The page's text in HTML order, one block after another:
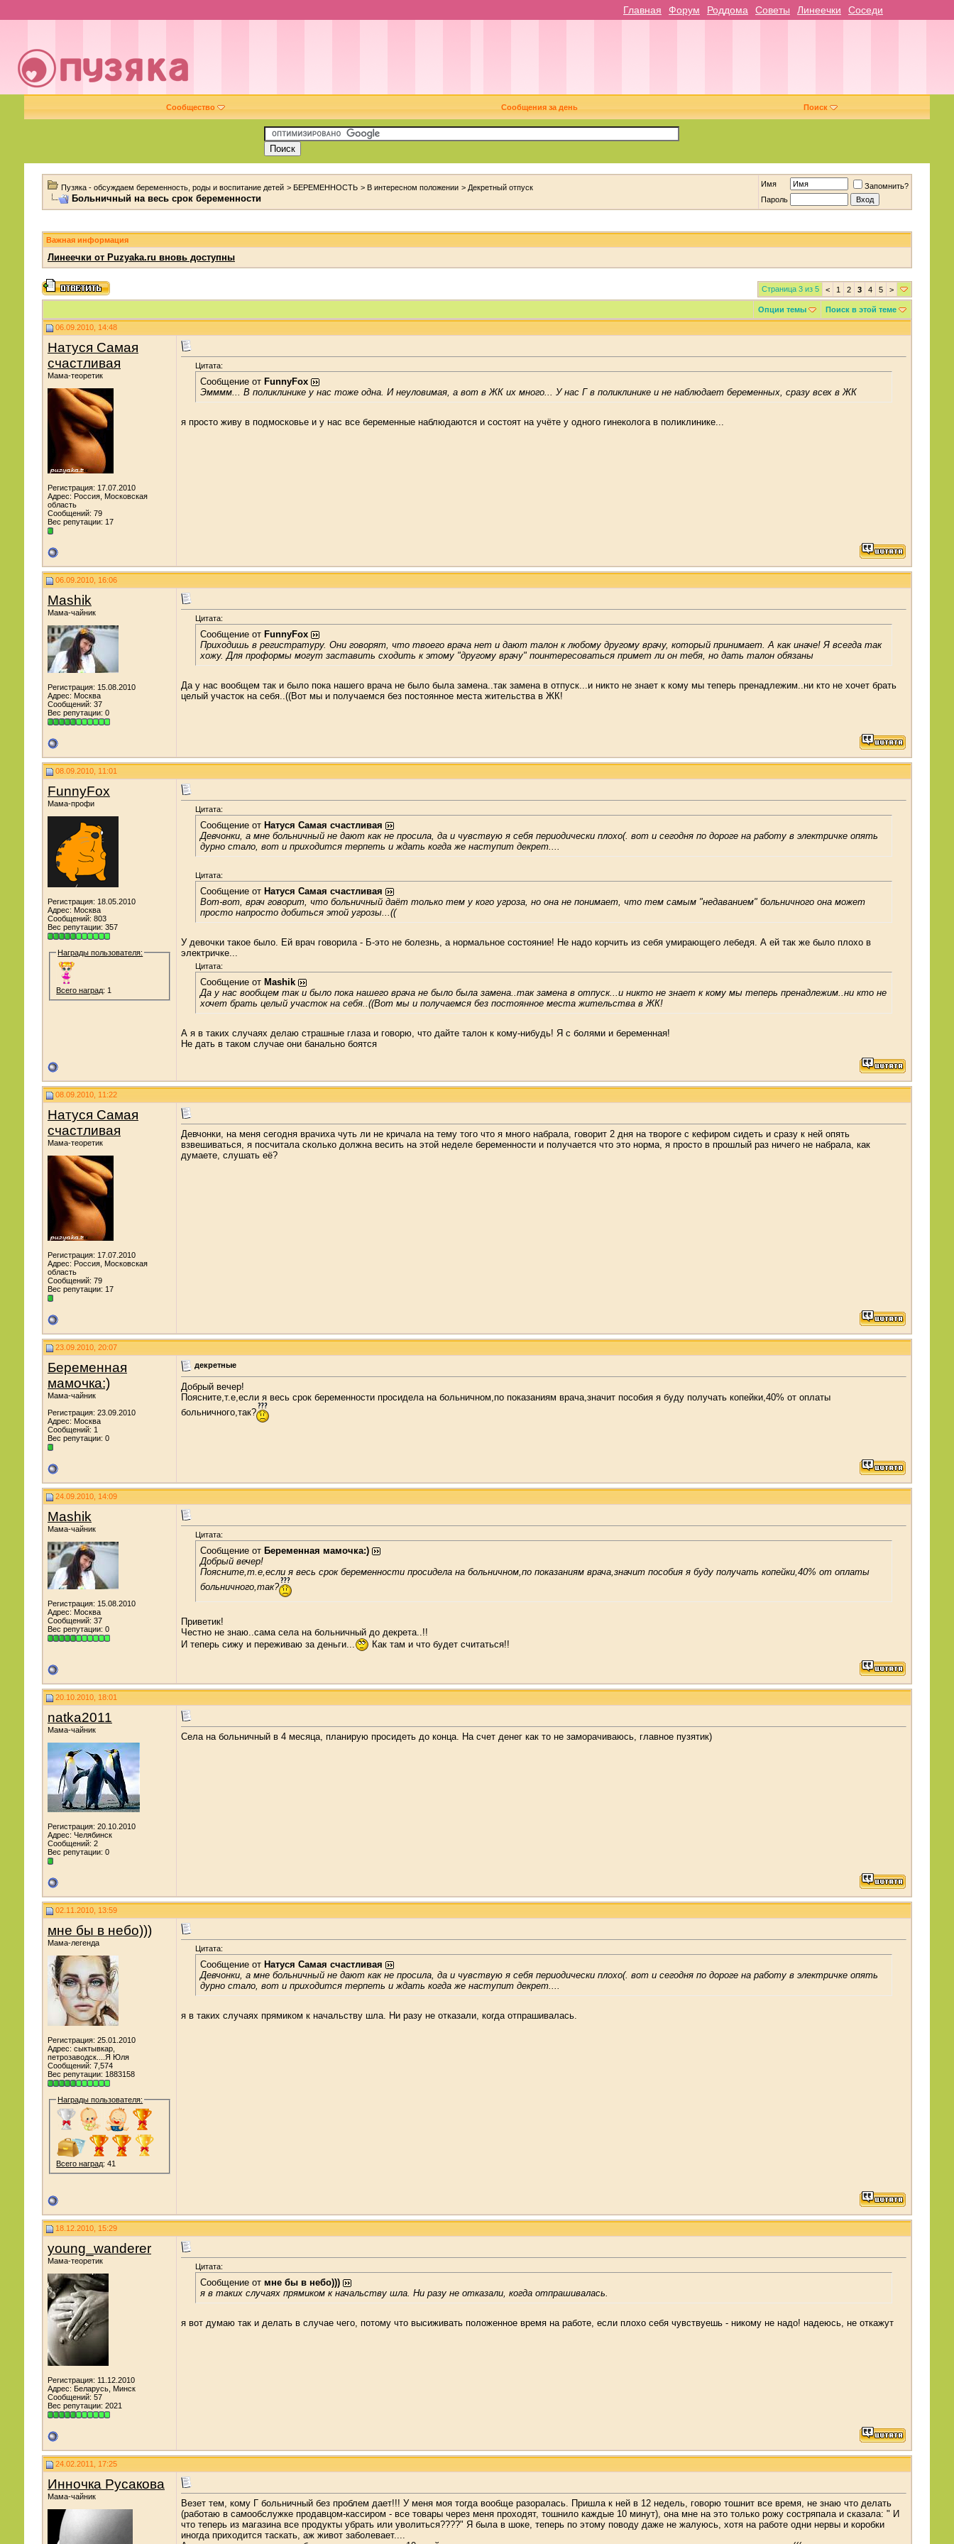
Главная Форум Роддома Советы Линеечки Соседи
Сообщество Сообщения за день Поиск
Пузяка - обсуждаем беременность, роды и воспитание детей > БЕРЕМЕННОСТЬ > В интересном положении > Декретный отпуск
Больничный на весь срок беременности
Имя
Запомнить?
Пароль
Важная информация
Линеечки от Puzyaka.ru вновь доступны
Страница 3 из 5 < 1 2 3 4 5 >
Опции темы Поиск в этой теме
06.09.2010, 14:48
Натуся Самая
счастливая
Мама-теоретик
Регистрация: 17.07.2010
Адрес: Россия, Московская
область
Сообщений: 79
Вес репутации: 17
Цитата:
Сообщение от FunnyFox
Эмммм... В поликлинике у нас тоже одна. И неуловимая, а вот в ЖК их много... У нас Г в поликлинике и не наблюдает беременных, сразу всех в ЖК
я просто живу в подмосковье и у нас все беременные наблюдаются и состоят на учёте у одного гинеколога в поликлинике...
06.09.2010, 16:06
Mashik
Мама-чайник
Регистрация: 15.08.2010
Адрес: Москва
Сообщений: 37
Вес репутации: 0
Цитата:
Сообщение от FunnyFox
Приходишь в регистратуру. Они говорят, что твоего врача нет и дают талон к любому другому врачу, который принимает. А как иначе! Я всегда так
хожу. Для проформы могут заставить сходить к этому "другому врачу" поинтересоваться примет ли он тебя, но дать талон обязаны
Да у нас вообщем так и было пока нашего врача не было была замена..так замена в отпуск...и никто не знает к кому мы теперь пренадлежим..ни кто не хочет брать
целый участок на себя..((Вот мы и получаемся без постоянное места жительства в ЖК!
08.09.2010, 11:01
FunnyFox
Мама-профи
Регистрация: 18.05.2010
Адрес: Москва
Сообщений: 803
Вес репутации: 357
Награды пользователя:
Всего наград: 1
Цитата:
Сообщение от Натуся Самая счастливая
Девчонки, а мне больничный не дают как не просила, да и чувствую я себя периодически плохо(. вот и сегодня по дороге на работу в электричке опять
дурно стало, вот и приходится терпеть и ждать когда же наступит декрет....
Цитата:
Сообщение от Натуся Самая счастливая
Вот-вот, врач говорит, что больничный даёт только тем у кого угроза, но она не понимает, что тем самым "недаванием" больничного она может
просто напросто добиться этой угрозы...((
У девочки такое было. Ей врач говорила - Б-это не болезнь, а нормальное состояние! Не надо корчить из себя умирающего лебедя. А ей так же было плохо в
электричке...
Цитата:
Сообщение от Mashik
Да у нас вообщем так и было пока нашего врача не было была замена..так замена в отпуск...и никто не знает к кому мы теперь пренадлежим..ни кто не
хочет брать целый участок на себя..((Вот мы и получаемся без постоянное места жительства в ЖК!
А я в таких случаях делаю страшные глаза и говорю, что дайте талон к кому-нибудь! Я с болями и беременная!
Не дать в таком случае они банально боятся
08.09.2010, 11:22
Натуся Самая
счастливая
Мама-теоретик
Регистрация: 17.07.2010
Адрес: Россия, Московская
область
Сообщений: 79
Вес репутации: 17
Девчонки, на меня сегодня врачиха чуть ли не кричала на тему того что я много набрала, говорит 2 дня на твороге с кефиром сидеть и сразу к ней опять
взвешиваться, я посчитала сколько должна весить на этой неделе беременности и получается что это норма, я просто в прошлый раз ничего не набрала, как
думаете, слушать её?
23.09.2010, 20:07
Беременная
мамочка:)
Мама-чайник
Регистрация: 23.09.2010
Адрес: Москва
Сообщений: 1
Вес репутации: 0
декретные
Добрый вечер!
Поясните,т.е,если я весь срок беременности просидела на больничном,по показаниям врача,значит пособия я буду получать копейки,40% от оплаты
больничного,так?
24.09.2010, 14:09
Mashik
Мама-чайник
Регистрация: 15.08.2010
Адрес: Москва
Сообщений: 37
Вес репутации: 0
Цитата:
Сообщение от Беременная мамочка:)
Добрый вечер!
Поясните,т.е,если я весь срок беременности просидела на больничном,по показаниям врача,значит пособия я буду получать копейки,40% от оплаты
больничного,так?
Приветик!
Честно не знаю..сама села на больничный до декрета..!!
И теперь сижу и переживаю за деньги...
Как там и что будет считаться!!
20.10.2010, 18:01
natka2011
Мама-чайник
Регистрация: 20.10.2010
Адрес: Челябинск
Сообщений: 2
Вес репутации: 0
Села на больничный в 4 месяца, планирую просидеть до конца. На счет денег как то не заморачиваюсь, главное пузятик)
02.11.2010, 13:59
мне бы в небо)))
Мама-легенда
Регистрация: 25.01.2010
Адрес: сыктывкар,
петрозаводск....Я Юля
Сообщений: 7,574
Вес репутации: 1883158
Награды пользователя:
Всего наград: 41
Цитата:
Сообщение от Натуся Самая счастливая
Девчонки, а мне больничный не дают как не просила, да и чувствую я себя периодически плохо(. вот и сегодня по дороге на работу в электричке опять
дурно стало, вот и приходится терпеть и ждать когда же наступит декрет....
я в таких случаях прямиком к начальству шла. Ни разу не отказали, когда отпрашивалась.
18.12.2010, 15:29
young_wanderer
Мама-теоретик
Регистрация: 11.12.2010
Адрес: Беларусь, Минск
Сообщений: 57
Вес репутации: 2021
Цитата:
Сообщение от мне бы в небо)))
я в таких случаях прямиком к начальству шла. Ни разу не отказали, когда отпрашивалась.
я вот думаю так и делать в случае чего, потому что высиживать положенное время на работе, если плохо себя чувствуешь - никому не надо! надеюсь, не откажут
24.02.2011, 17:25
Инночка Русакова
Мама-чайник
Везет тем, кому Г больничный без проблем дает!!! У меня моя тогда вообще разоралась. Пришла к ней в 12 недель, говорю тошнит все время, не знаю что делать
(работаю в самообслужке продавцом-кассиром - все товары через меня проходят, тошнило каждые 10 минут), она мне на это только рожу состряпала и сказала: " И
что теперь из магазина все продукты убрать или уволиться????" Я была в шоке, теперь по этому поводу даже не жалуюсь, хотя на работе одни нервы и коробки
иногда приходится таскать, аж живот заболевает....